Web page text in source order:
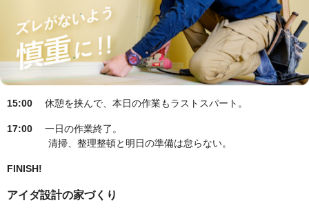
15:00 休憩を挟んで、本日の作業もラストスパート。
17:00 一日の作業終了。
清掃、整理整頓と明日の準備は怠らない。
FINISH!
アイダ設計の家づくり